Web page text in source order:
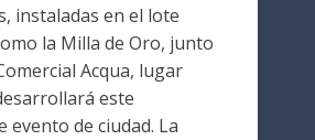
instaladas en el lote
la Milla de Oro, junto
Acqua, lugar
este
evento de ciudad. La